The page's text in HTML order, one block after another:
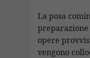
La posa
opere
vengono